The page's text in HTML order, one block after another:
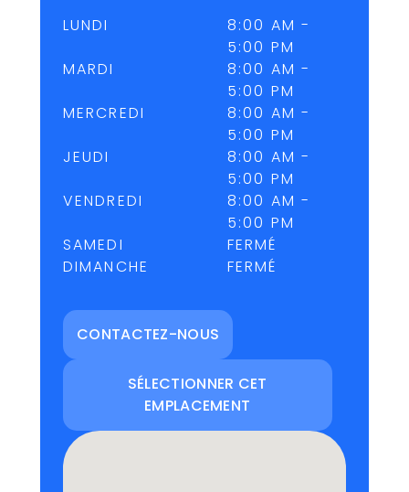
LUNDI
8:00 AM -
5:00 PM
MARDI
8:00 AM -
5:00 PM
MERCREDI
8:00 AM -
5:00 PM
JEUDI
8:00 AM -
5:00 PM
VENDREDI
8:00 AM -
5:00 PM
SAMEDI
FERMÉ
DIMANCHE
FERMÉ
CONTACTEZ-NOUS
SÉLECTIONNER CET
EMPLACEMENT